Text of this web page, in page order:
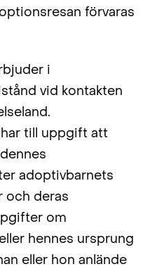
förvaras
i
vid kontakten
till uppgift att
adoptivbarnets
och deras
om
hennes ursprung
eller hon anlände